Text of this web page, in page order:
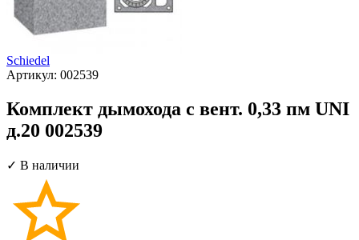
Schiedel
Артикул: 002539
Комплект дымохода с вент. 0,33 пм UNI
д.20 002539
✓ В наличии